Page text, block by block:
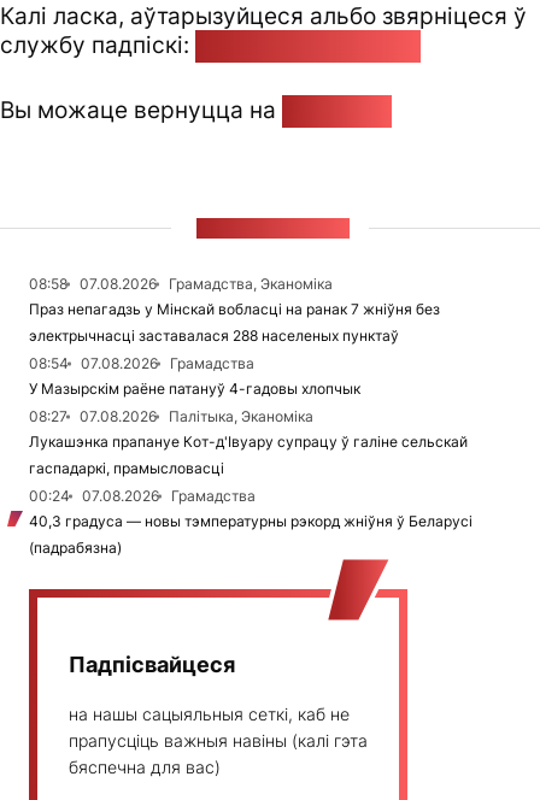
Калі ласка, аўтарызуйцеся альбо звярніцеся ў
службу падпіскі:
Вы можаце вернуцца на
08:58 07.08.2026
Грамадства, Эканоміка
Праз непагадзь у Мінскай вобласці на ранак 7 жніўня без
электрычнасці заставалася 288 населеных пунктаў
08:54
07.08.2026
Грамадства
У Мазырскім раёне патануў 4-гадовы хлопчык
08:27
07.08.2026
Палітыка, Эканоміка
Лукашэнка прапануе Кот-д'Івуару супрацу ў галіне сельскай
гаспадаркі, прамысловасці
00:24
07.08.2026
Грамадства
40,3 градуса — новы тэмпературны рэкорд жніўня ў Беларусі
(падрабязна)
Падпісвайцеся
на нашы сацыяльныя сеткі, каб не
прапусціць важныя навіны (калі гэта
бяспечна для вас)